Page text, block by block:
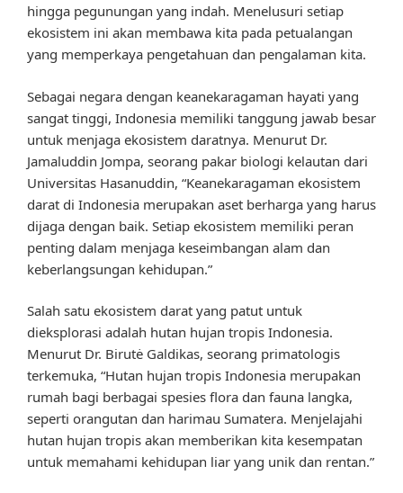
hingga pegunungan yang indah. Menelusuri setiap
ekosistem ini akan membawa kita pada petualangan
yang memperkaya pengetahuan dan pengalaman kita.
Sebagai negara dengan keanekaragaman hayati yang
sangat tinggi, Indonesia memiliki tanggung jawab besar
untuk menjaga ekosistem daratnya. Menurut Dr.
Jamaluddin Jompa, seorang pakar biologi kelautan dari
Universitas Hasanuddin, “Keanekaragaman ekosistem
darat di Indonesia merupakan aset berharga yang harus
dijaga dengan baik. Setiap ekosistem memiliki peran
penting dalam menjaga keseimbangan alam dan
keberlangsungan kehidupan.”
Salah satu ekosistem darat yang patut untuk
dieksplorasi adalah hutan hujan tropis Indonesia.
Menurut Dr. Birutė Galdikas, seorang primatologis
terkemuka, “Hutan hujan tropis Indonesia merupakan
rumah bagi berbagai spesies flora dan fauna langka,
seperti orangutan dan harimau Sumatera. Menjelajahi
hutan hujan tropis akan memberikan kita kesempatan
untuk memahami kehidupan liar yang unik dan rentan.”